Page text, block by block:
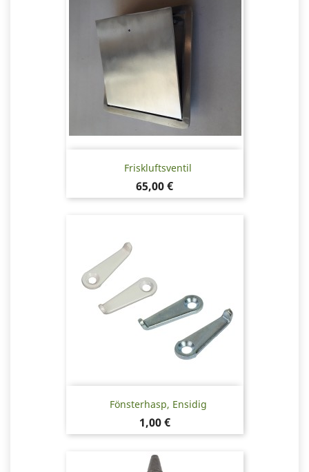
Friskluftsventil
Pris
65,00 €
Fönsterhasp, Ensidig
Pris
1,00 €